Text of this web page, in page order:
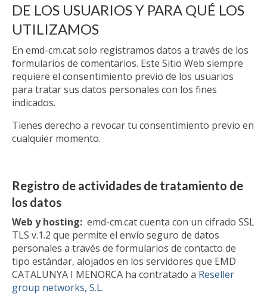
DE LOS USUARIOS Y PARA QUÉ LOS
UTILIZAMOS
En emd-cm.cat solo registramos datos a través de los
formularios de comentarios. Este Sitio Web siempre
requiere el consentimiento previo de los usuarios
para tratar sus datos personales con los fines
indicados.
Tienes derecho a revocar tu consentimiento previo en
cualquier momento.
Registro de actividades de tratamiento de
los datos
Web y hosting: emd-cm.cat cuenta con un cifrado SSL
TLS v.1.2 que permite el envío seguro de datos
personales a través de formularios de contacto de
tipo estándar, alojados en los servidores que EMD
CATALUNYA I MENORCA ha contratado a Reseller
group networks, S.L.